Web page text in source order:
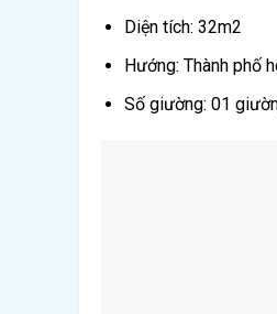
Diện tích: 32m2
Hướng: Thành phố
Số giường: 01